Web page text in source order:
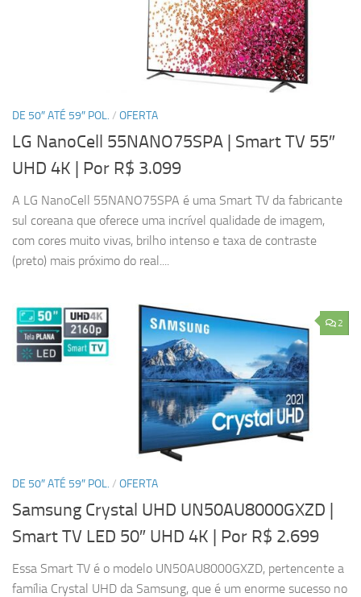
DE 50″ ATÉ 59″ POL. / OFERTA
LG NanoCell 55NANO75SPA | Smart TV 55″
UHD 4K
| Por R$ 3.099
A LG NanoCell 55NANO75SPA é uma Smart TV da fabricante
sul coreana que oferece uma incrível qualidade de imagem,
com cores muito vivas, brilho intenso e taxa de contraste
(preto) mais próximo do real....
2
DE 50″ ATÉ 59″ POL. / OFERTA
Samsung Crystal UHD UN50AU8000GXZD |
Smart TV LED 50″ UHD 4K
| Por R$ 2.699
Essa Smart TV é o modelo UN50AU8000GXZD, pertencente a
família Crystal UHD da Samsung, que é um enorme sucesso no